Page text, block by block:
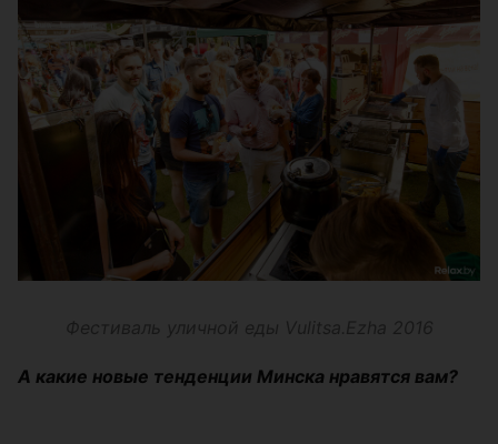
Фестиваль уличной еды Vulitsa.Ezha 2016
А какие новые тенденции Минска нравятся вам?